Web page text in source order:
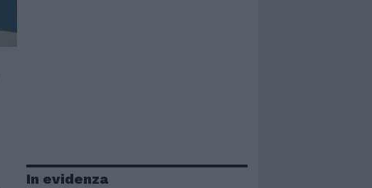
In evidenza